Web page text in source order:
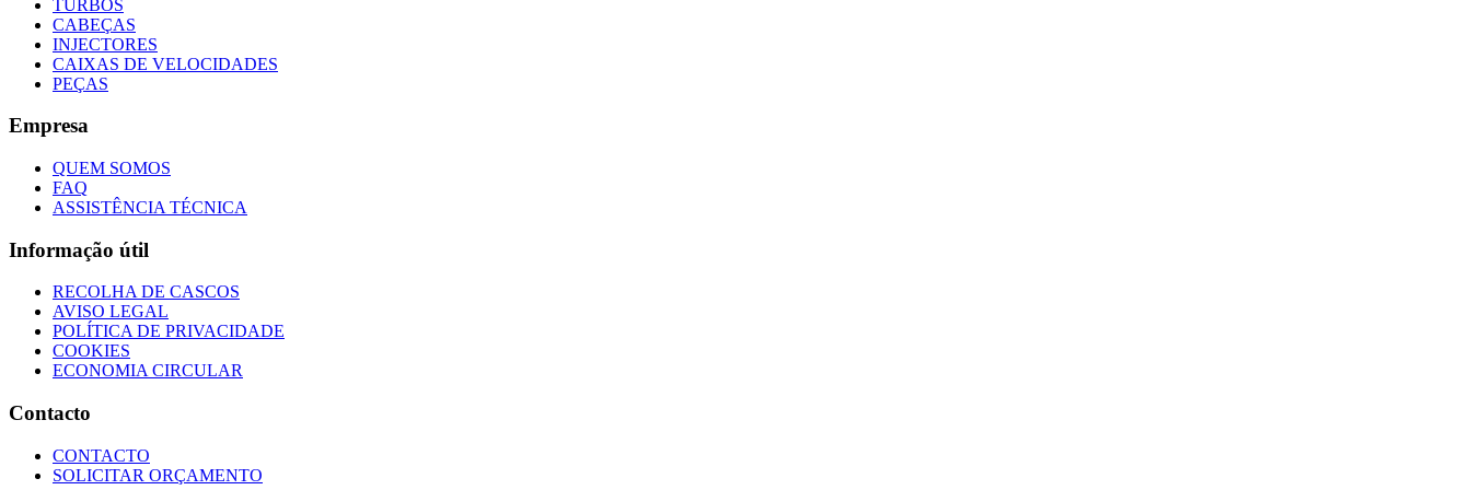
TURBOS
CABEÇAS
INJECTORES
CAIXAS DE VELOCIDADES
PEÇAS
Empresa
QUEM SOMOS
FAQ
ASSISTÊNCIA TÉCNICA
Informação útil
RECOLHA DE CASCOS
AVISO LEGAL
POLÍTICA DE PRIVACIDADE
COOKIES
ECONOMIA CIRCULAR
Contacto
CONTACTO
SOLICITAR ORÇAMENTO